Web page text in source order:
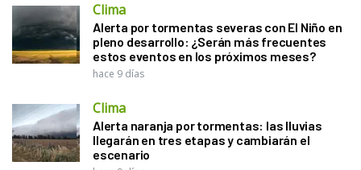
Clima
Alerta por tormentas severas con El Niño en
pleno desarrollo: ¿Serán más frecuentes
estos eventos en los próximos meses?
hace 9 días
Clima
Alerta naranja por tormentas: las lluvias
llegarán en tres etapas y cambiarán el
escenario